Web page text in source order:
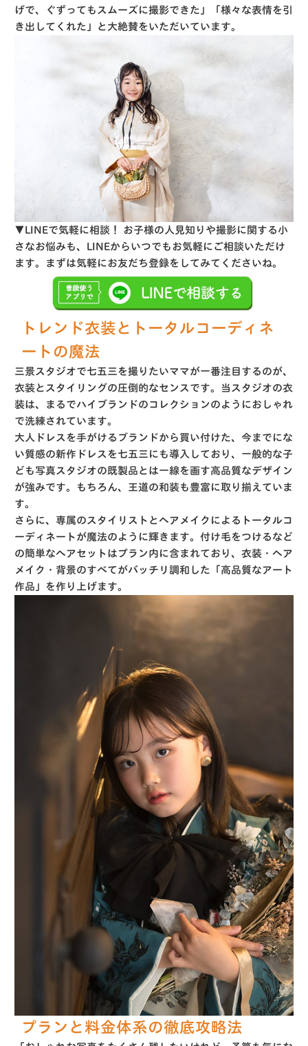
げで、ぐずってもスムーズに撮影できた」「様々な表情を引
き出してくれた」と大絶賛をいただいています。
▼LINEで気軽に相談！ お子様の人見知りや撮影に関する小
さなお悩みも、LINEからいつでもお気軽にご相談いただけ
ます。まずは気軽にお友だち登録をしてみてくださいね。
トレンド衣装とトータルコーディネ
ートの魔法
三景スタジオで七五三を撮りたいママが一番注目するのが、
衣装とスタイリングの圧倒的なセンスです。当スタジオの衣
装は、まるでハイブランドのコレクションのようにおしゃれ
で洗練されています。
大人ドレスを手がけるブランドから買い付けた、今までにな
い質感の新作ドレスを七五三にも導入しており、一般的な子
ども写真スタジオの既製品とは一線を画す高品質なデザイン
が強みです。もちろん、王道の和装も豊富に取り揃えていま
す。
さらに、専属のスタイリストとヘアメイクによるトータルコ
ーディネートが魔法のように輝きます。付け毛をつけるなど
の簡単なヘアセットはプラン内に含まれており、衣装・ヘア
メイク・背景のすべてがバッチリ調和した「高品質なアート
作品」を作り上げます。
プランと料金体系の徹底攻略法